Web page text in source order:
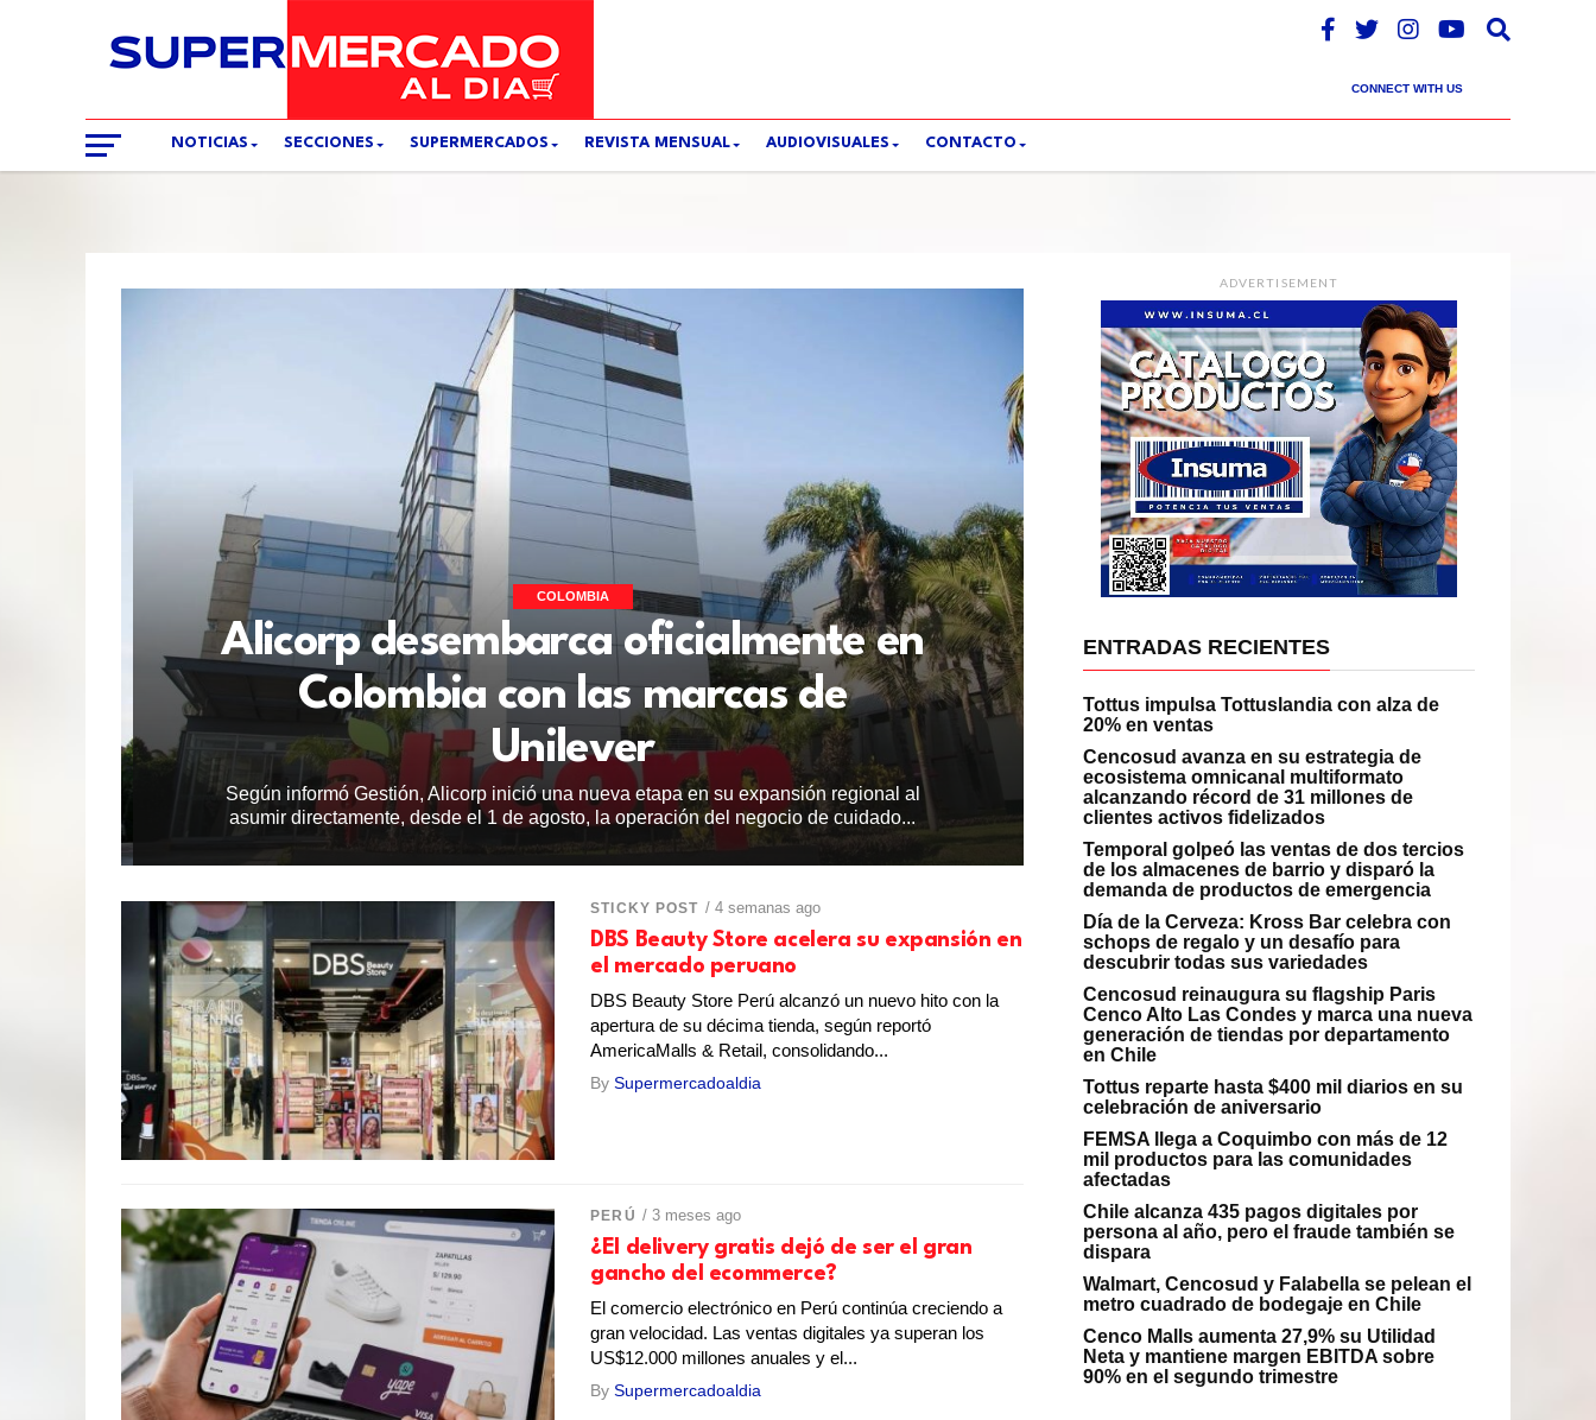
CONNECT WITH US
NOTICIAS SECCIONES SUPERMERCADOS REVISTA MENSUAL AUDIOVISUALES CONTACTO
COLOMBIA
Alicorp desembarca oficialmente en
Colombia con las marcas de
Unilever
Según informó Gestión, Alicorp inició una nueva etapa en su expansión regional al
asumir directamente, desde el 1 de agosto, la operación del negocio de cuidado...
STICKY POST / 4 semanas ago
DBS Beauty Store acelera su expansión en
el mercado peruano
DBS Beauty Store Perú alcanzó un nuevo hito con la
apertura de su décima tienda, según reportó
AmericaMalls & Retail, consolidando...
BySupermercadoaldia
PERÚ / 3 meses ago
¿El delivery gratis dejó de ser el gran
gancho del ecommerce?
El comercio electrónico en Perú continúa creciendo a
gran velocidad. Las ventas digitales ya superan los
US$12.000 millones anuales y el...
BySupermercadoaldia
ADVERTISEMENT
ENTRADAS RECIENTES
Tottus impulsa Tottuslandia con alza de
20% en ventas
Cencosud avanza en su estrategia de
ecosistema omnicanal multiformato
alcanzando récord de 31 millones de
clientes activos fidelizados
Temporal golpeó las ventas de dos tercios
de los almacenes de barrio y disparó la
demanda de productos de emergencia
Día de la Cerveza: Kross Bar celebra con
schops de regalo y un desafío para
descubrir todas sus variedades
Cencosud reinaugura su flagship Paris
Cenco Alto Las Condes y marca una nueva
generación de tiendas por departamento
en Chile
Tottus reparte hasta $400 mil diarios en su
celebración de aniversario
FEMSA llega a Coquimbo con más de 12
mil productos para las comunidades
afectadas
Chile alcanza 435 pagos digitales por
persona al año, pero el fraude también se
dispara
Walmart, Cencosud y Falabella se pelean el
metro cuadrado de bodegaje en Chile
Cenco Malls aumenta 27,9% su Utilidad
Neta y mantiene margen EBITDA sobre
90% en el segundo trimestre